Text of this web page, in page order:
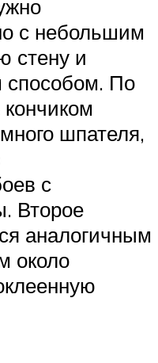
с небольшим
стену и
способом. По
кончиком
шпателя,
с
Второе
аналогичным
около